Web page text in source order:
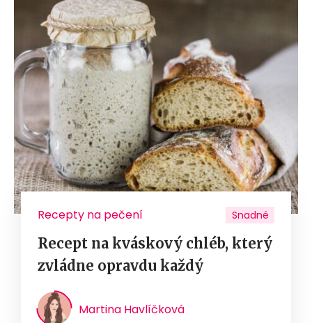
Recepty na pečení Snadné
Recept na kváskový chléb, který
zvládne opravdu každý
Martina Havlíčková